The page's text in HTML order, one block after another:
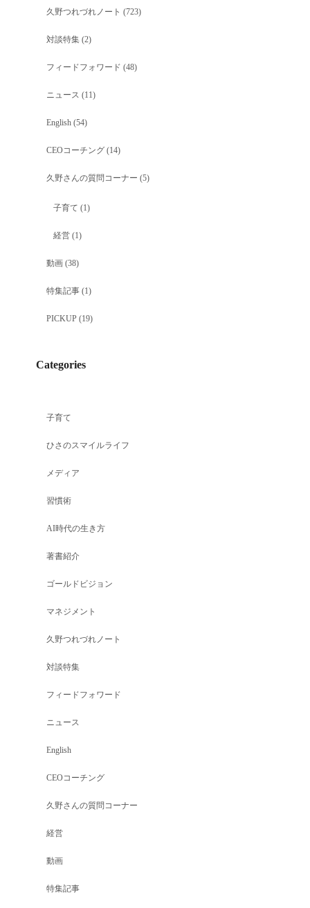
久野つれづれノート (723)
対談特集(2)
フィードフォワード (48)
ニュース (11)
English(54)
CEOコーチング(14)
久野さんの質問コーナー (5)
子育て (1)
経営(1)
動画(38)
特集記事(1)
PICKUP(19)
Categories
子育て
ひさのスマイルライフ
メディア
習慣術
AI時代の生き方
著書紹介
ゴールドビジョン
マネジメント
久野つれづれノート
対談特集
フィードフォワード
ニュース
English
CEOコーチング
久野さんの質問コーナー
経営
動画
特集記事